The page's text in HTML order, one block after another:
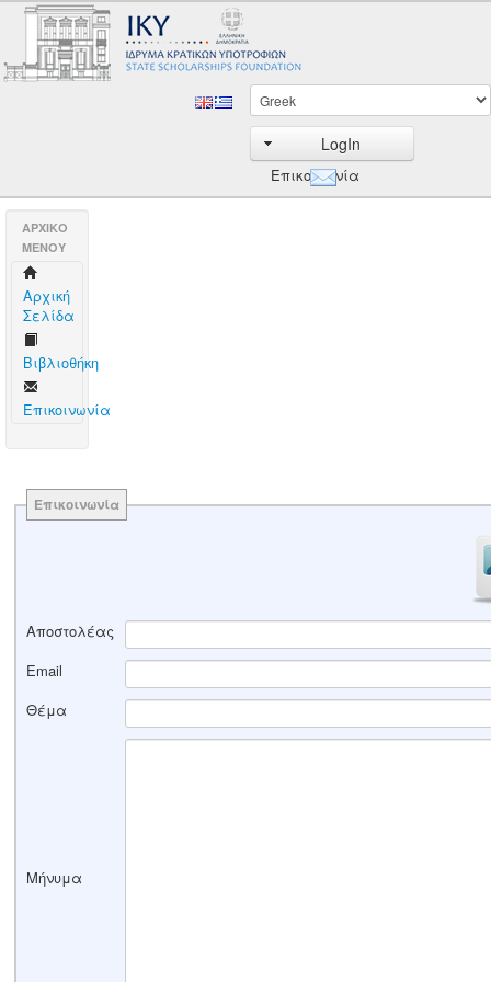
LogIn
Επικοινωνία
AΡΧΙΚΟ
ΜΕΝΟΥ
Aρχική
Σελίδα
Βιβλιοθήκη
Επικοινωνία
Επικοινωνία
Αποστολέας
Email
Θέμα
Μήνυμα